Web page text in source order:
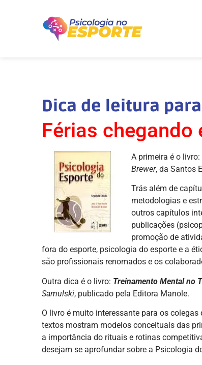
Dica de leitura
Férias chegando
A primeira é o livro:
Brewer, da Santos
Trás além de
metodologias e
outros capítulos
publicações
promoção de
fora do esporte, psicologia do esporte e a
são profissionais renomados e os
Outra dica é o livro: Treinamento Mental no
Samulski, publicado pela Editora Manole.
O livro é muito interessante para os
textos mostram modelos conceituais das
a importância do rituais e rotinas
desejam se aprofundar sobre a Psicologia